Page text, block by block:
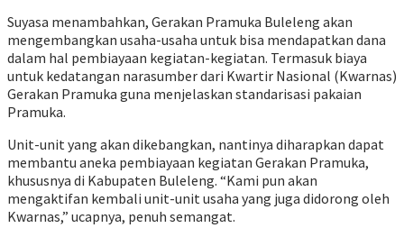
Suyasa menambahkan, Gerakan Pramuka Buleleng akan
mengembangkan usaha-usaha untuk bisa mendapatkan dana
dalam hal pembiayaan kegiatan-kegiatan. Termasuk biaya
untuk kedatangan narasumber dari Kwartir Nasional (Kwarnas)
Gerakan Pramuka guna menjelaskan standarisasi pakaian
Pramuka.
Unit-unit yang akan dikebangkan, nantinya diharapkan dapat
membantu aneka pembiayaan kegiatan Gerakan Pramuka,
khususnya di Kabupaten Buleleng. “Kami pun akan
mengaktifan kembali unit-unit usaha yang juga didorong oleh
Kwarnas,” ucapnya, penuh semangat.